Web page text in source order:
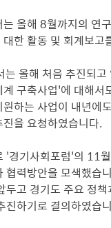
올해 8월까지의 연
한 활동 및 회계보고
는 올해 처음 추진되
구축사업'에 대해서
하는 사업이 내년에
을 요청하였습니다.
'경기사회포럼'의 11
협력방안을 모색했습
두고 경기도 주요 정
진하기로 결의하였습